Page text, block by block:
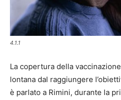
4.1.1
La copertura della
lontana dal raggiungere
è parlato a Rimini, durante la